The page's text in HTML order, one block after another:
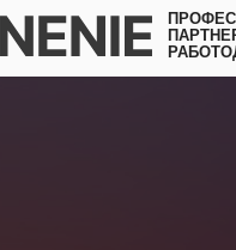
ПРОФЕССИОНАЛЬНОЕ
ПАРТНЕРСТВО
РАБОТОДАТЕЛЕЙ